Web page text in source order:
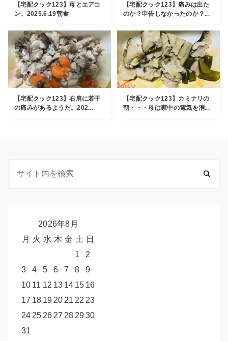
【宅配クック123】母とエアコ
ン。2025.6.19朝食
【宅配クック123】痛みは出た
のか？申告しなかったのか？...
【宅配クック123】右肩に若干
の痛みがあるようだ。202...
【宅配クック123】カミナリの
朝・・・母は家中の電気を消...
2026年8月
月 火 水 木 金 土 日
1
2
3
4 5 6 7 8
9
10 11 12 13 14 15 16
17 18 19 20 21 22 23
24 25 26 27 28 2930
31